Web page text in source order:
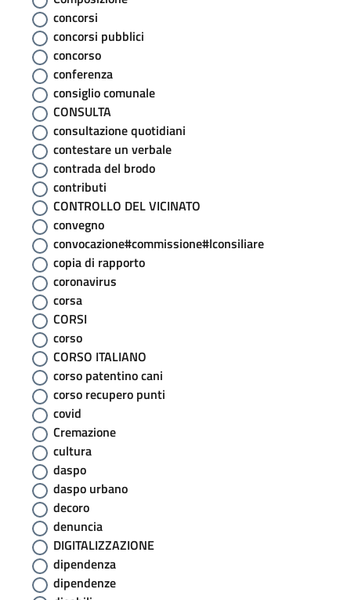
concorsi
concorsi pubblici
concorso
conferenza
consiglio comunale
CONSULTA
consultazione quotidiani
contestare un verbale
contrada del brodo
contributi
CONTROLLO DEL VICINATO
convegno
convocazione#commissione#lconsiliare
copia di rapporto
coronavirus
corsa
CORSI
corso
CORSO ITALIANO
corso patentino cani
corso recupero punti
covid
Cremazione
cultura
daspo
daspo urbano
decoro
denuncia
DIGITALIZZAZIONE
dipendenza
dipendenze